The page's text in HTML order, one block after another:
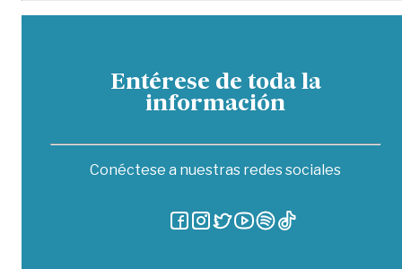
Entérese de toda la
información
Conéctese a nuestras redes sociales